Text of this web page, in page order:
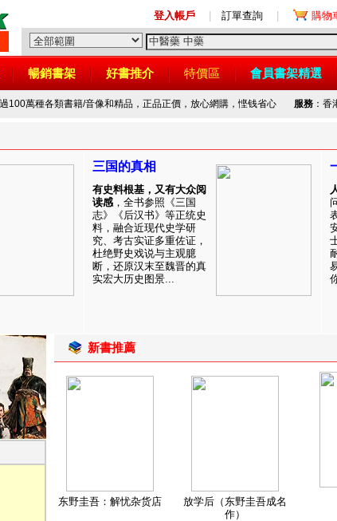
登入帳戶 訂單查詢 購物
暢銷書架 好書推介 特價區 會員書架精選
過100萬種各類書籍/音像和精品，正品正價，放心網購，悭钱省心 服務：香
三国的真相
有史料根基，又有大众阅
读感 ，全书参照《三国
志》《后汉书》等正统史
料，融合近现代史学研
究、考古实证多重佐证，
杜绝野史戏说与主观臆
断，还原汉末至魏晋的真
实宏大历史图景...
新書推薦
东野圭吾：解忧杂货店
放学后（东野圭吾成名
作）